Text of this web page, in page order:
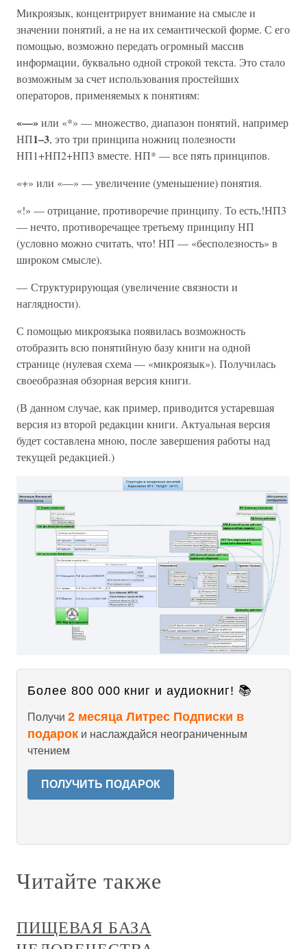
Микроязык, концентрирует внимание на смысле и
значении понятий, а не на их семантической форме. С его
помощью, возможно передать огромный массив
информации, буквально одной строкой текста. Это стало
возможным за счет использования простейших
операторов, применяемых к понятиям:
«—»или «*» — множество, диапазон понятий, например
НП1–3, это три принципа ножниц полезности
НП1+НП2+НП3 вместе. НП* — все пять принципов.
«+» или «—» — увеличение (уменьшение) понятия.
«!» — отрицание, противоречие принципу. То есть,!НП3
— нечто, противоречащее третьему принципу НП
(условно можно считать, что! НП — «бесполезность» в
широком смысле).
— Структурирующая (увеличение связности и
наглядности).
С помощью микроязыка появилась возможность
отобразить всю понятийную базу книги на одной
странице (нулевая схема — «микроязык»). Получилась
своеобразная обзорная версия книги.
(В данном случае, как пример, приводится устаревшая
версия из второй редакции книги. Актуальная версия
будет составлена мною, после завершения работы над
текущей редакцией.)
Более 800 000 книг и аудиокниг! 📚
Получи 2 месяца Литрес Подписки в
подарок и наслаждайся неограниченным
чтением
ПОЛУЧИТЬ ПОДАРОК
Читайте также
ПИЩЕВАЯ БАЗА